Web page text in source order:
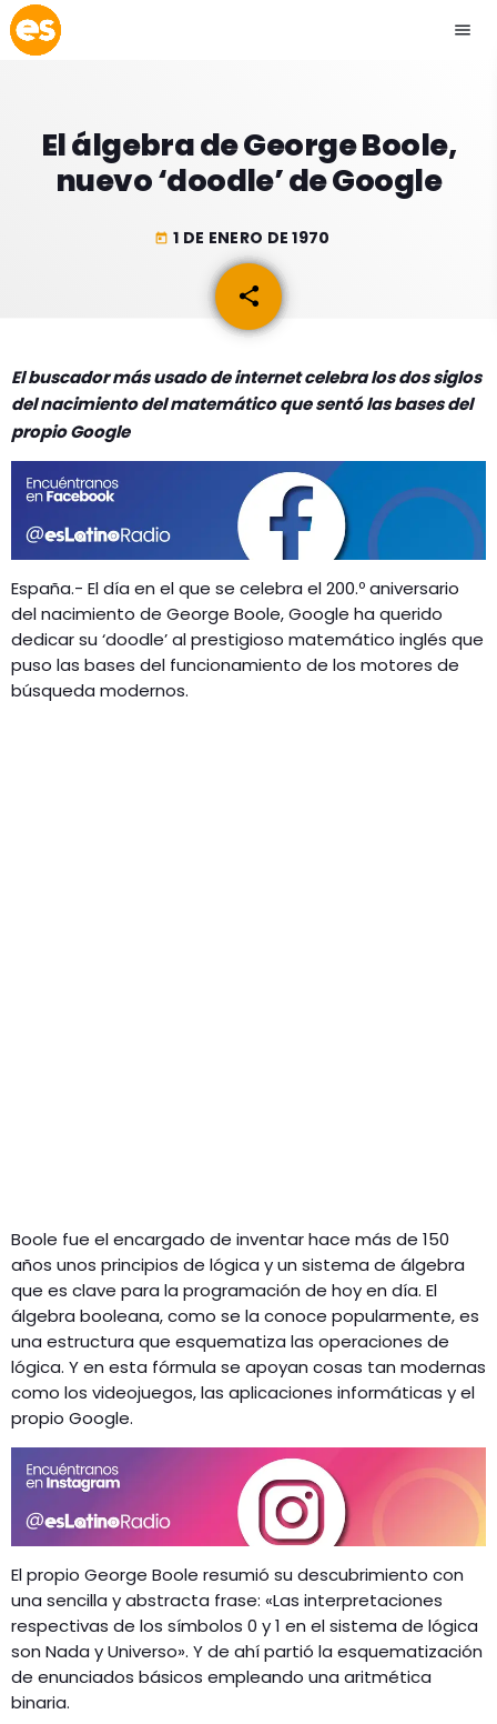
menu
play_arrow EMISIÓN LA PAZ
ESLATINO NEWS
ACTUALIDAD
ESPECTÁCULOS
GEEKERS
MÚSICA
ENTRETENIMIENTO
LOS + TOP
PROGRAMACIÓN
INICIO
RADIO SPLENDID
CONTACTO
El álgebra de George Boole,
nuevo ‘doodle’ de Google
today 1 DE ENERO DE 1970
share
email
El buscador más usado de internet celebra los dos siglos
del nacimiento del matemático que sentó las bases del
propio Google
España.- El día en el que se celebra el 200.º aniversario
del nacimiento de George Boole, Google ha querido
dedicar su ‘doodle’ al prestigioso matemático inglés que
puso las bases del funcionamiento de los motores de
búsqueda modernos.
Boole fue el encargado de inventar hace más de 150
años unos principios de lógica y un sistema de álgebra
que es clave para la programación de hoy en día. El
álgebra booleana, como se la conoce popularmente, es
una estructura que esquematiza las operaciones de
lógica. Y en esta fórmula se apoyan cosas tan modernas
como los videojuegos, las aplicaciones informáticas y el
propio Google.
El propio George Boole resumió su descubrimiento con
una sencilla y abstracta frase: «Las interpretaciones
respectivas de los símbolos 0 y 1 en el sistema de lógica
son Nada y Universo». Y de ahí partió la esquematización
de enunciados básicos empleando una aritmética
binaria.